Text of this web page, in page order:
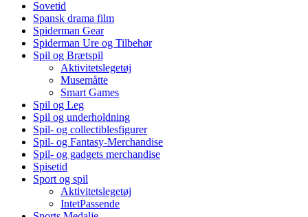
Sovetid
Spansk drama film
Spiderman Gear
Spiderman Ure og Tilbehør
Spil og Brætspil
Aktivitetslegetøj
Musemåtte
Smart Games
Spil og Leg
Spil og underholdning
Spil- og collectiblesfigurer
Spil- og Fantasy-Merchandise
Spil- og gadgets merchandise
Spisetid
Sport og spil
Aktivitetslegetøj
IntetPassende